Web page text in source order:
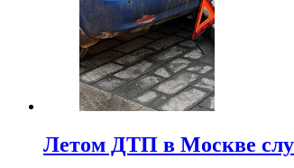
Летом ДТП в Москве